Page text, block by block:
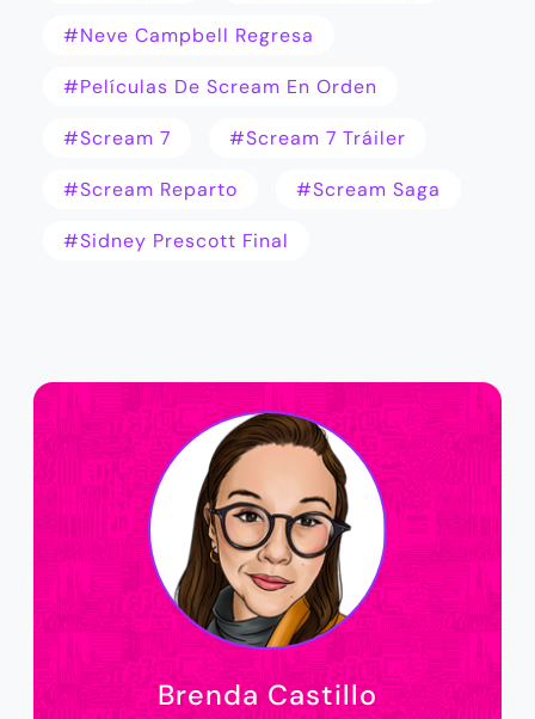
#Neve Campbell Regresa
#películas De Scream En Orden
#Scream 7 #Scream 7 Tráiler
#Scream Reparto #Scream Saga
#Sidney Prescott Final
Brenda Castillo